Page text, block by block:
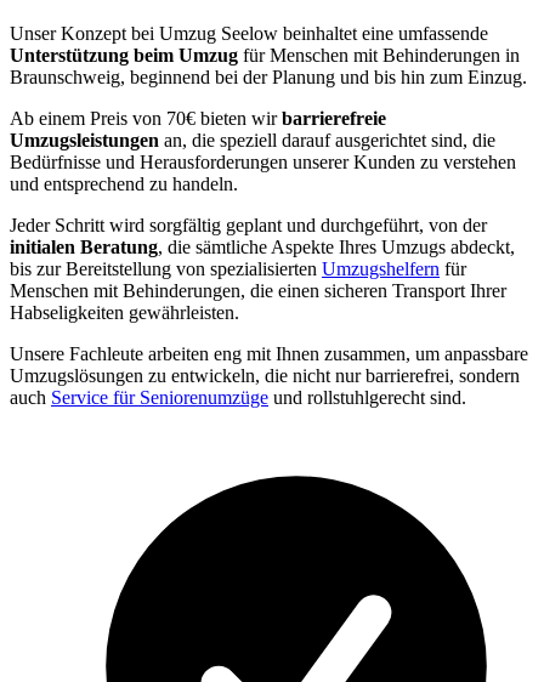
Unser Konzept bei Umzug Seelow beinhaltet eine umfassende
Unterstützung beim Umzug für Menschen mit Behinderungen in
Braunschweig, beginnend bei der Planung und bis hin zum Einzug.
Ab einem Preis von 70€ bieten wirbarrierefreie
Umzugsleistungen an, die speziell darauf ausgerichtet sind, die
Bedürfnisse und Herausforderungen unserer Kunden zu verstehen
und entsprechend zu handeln.
Jeder Schritt wird sorgfältig geplant und durchgeführt, von der
initialen Beratung, die sämtliche Aspekte Ihres Umzugs abdeckt,
bis zur Bereitstellung von spezialisierten Umzugshelfern für
Menschen mit Behinderungen, die einen sicheren Transport Ihrer
Habseligkeiten gewährleisten.
Unsere Fachleute arbeiten eng mit Ihnen zusammen, um anpassbare
Umzugslösungen zu entwickeln, die nicht nur barrierefrei, sondern
auch Service für Seniorenumzüge und rollstuhlgerecht sind.